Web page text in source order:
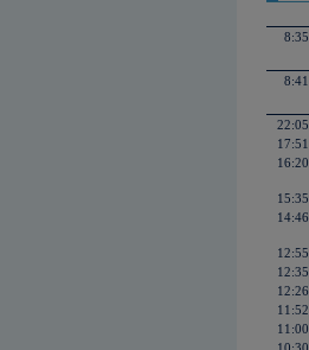
8:35
8:41
22:05
17:51
16:20
15:35
14:46
12:55
12:35
12:26
11:52
11:00